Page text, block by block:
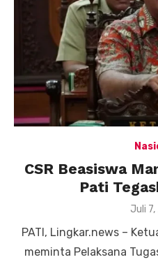
CSR Beasiswa
Pati
Juli
PATI, Lingkar.news –
meminta Pelaksana